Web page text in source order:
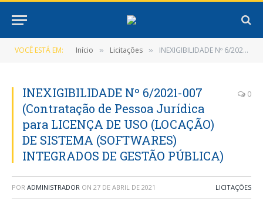
VOCÊ ESTÁ EM: Início » Licitações » INEXIGIBILIDADE Nº 6/2021-007 (Contratação de Pessoa Jurídica para LICENÇA DE USO (LOCAÇÃO) DE SISTEMA (SOFTWARES) INTEGRADOS DE GESTÃO PÚBLICA)
INEXIGIBILIDADE Nº 6/2021-007
(Contratação de Pessoa Jurídica
para LICENÇA DE USO (LOCAÇÃO)
DE SISTEMA (SOFTWARES)
INTEGRADOS DE GESTÃO PÚBLICA)
0
POR ADMINISTRADOR ON 27 DE ABRIL DE 2021 LICITAÇÕES